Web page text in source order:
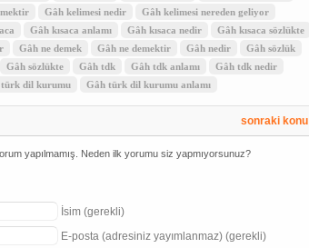
Gâh kelimesi nedir
Gâh kelimesi nereden geliyor
Gâh kısaca anlamı Gâh kısaca nedir
Gâh kısaca sözlükte
Gâh ne demek Gâh ne demektir Gâh nedir
Gâh sözlük
Gâh sözlükte Gâh tdk Gâh tdk anlamı
Gâh tdk nedir
dil kurumu
Gâh türk dil kurumu anlamı
sonraki konu
yapılmamış. Neden ilk yorumu siz yapmıyorsunuz?
İsim (gerekli)
E-posta (adresiniz yayımlanmaz) (gerekli)